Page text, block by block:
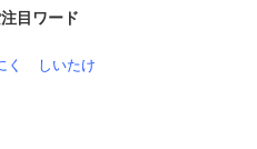
目ワード
く しいたけ